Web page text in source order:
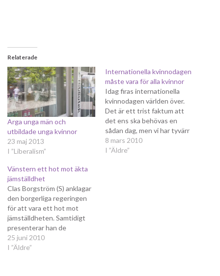
Relaterade
Arga unga män och
utbildade unga kvinnor
23 maj 2013
I ”Liberalism”
Internationella kvinnodagen
måste vara för alla kvinnor
Idag firas internationella
kvinnodagen världen över.
Det är ett trist faktum att
det ens ska behövas en
sådan dag, men vi har tyvärr
inte ett jämställt samhälle,
inte i Sverige och i
8 mars 2010
I ”Äldre”
Vänstern ett hot mot äkta
jämställdhet
Clas Borgström (S) anklagar
den borgerliga regeringen
för att vara ett hot mot
jämställdheten. Samtidigt
presenterar han de
grönrödas syn på problemet
samt deras lösningar och gör
25 juni 2010
I ”Äldre”